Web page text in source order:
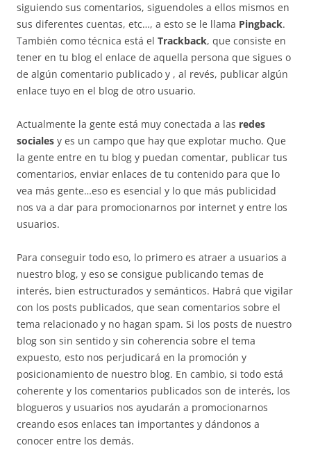
siguiendo sus comentarios, siguendoles a ellos mismos en
sus diferentes cuentas, etc…, a esto se le llama Pingback.
También como técnica está el Trackback, que consiste en
tener en tu blog el enlace de aquella persona que sigues o
de algún comentario publicado y , al revés, publicar algún
enlace tuyo en el blog de otro usuario.
Actualmente la gente está muy conectada a las redes
sociales y es un campo que hay que explotar mucho. Que
la gente entre en tu blog y puedan comentar, publicar tus
comentarios, enviar enlaces de tu contenido para que lo
vea más gente…eso es esencial y lo que más publicidad
nos va a dar para promocionarnos por internet y entre los
usuarios.
Para conseguir todo eso, lo primero es atraer a usuarios a
nuestro blog, y eso se consigue publicando temas de
interés, bien estructurados y semánticos. Habrá que vigilar
con los posts publicados, que sean comentarios sobre el
tema relacionado y no hagan spam. Si los posts de nuestro
blog son sin sentido y sin coherencia sobre el tema
expuesto, esto nos perjudicará en la promoción y
posicionamiento de nuestro blog. En cambio, si todo está
coherente y los comentarios publicados son de interés, los
blogueros y usuarios nos ayudarán a promocionarnos
creando esos enlaces tan importantes y dándonos a
conocer entre los demás.